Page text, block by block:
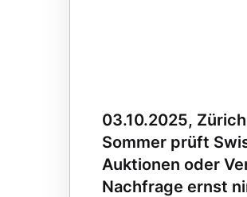
03.10.2025,
Sommer prüft
Auktionen oder
Nachfrage ernst